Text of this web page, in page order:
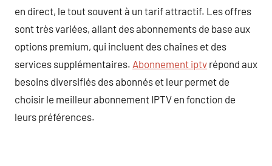
en direct, le tout souvent à un tarif attractif. Les offres
sont très variées, allant des abonnements de base aux
options premium, qui incluent des chaînes et des
services supplémentaires. Abonnement iptv répond aux
besoins diversifiés des abonnés et leur permet de
choisir le meilleur abonnement IPTV en fonction de
leurs préférences.